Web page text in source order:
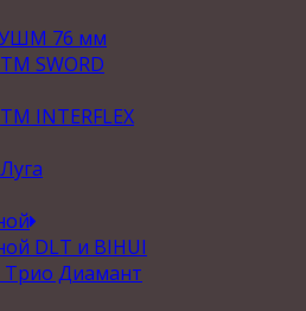
УШМ 76 мм
SWORD
INTERFLEX
DLT и BIHUI
Трио Диамант